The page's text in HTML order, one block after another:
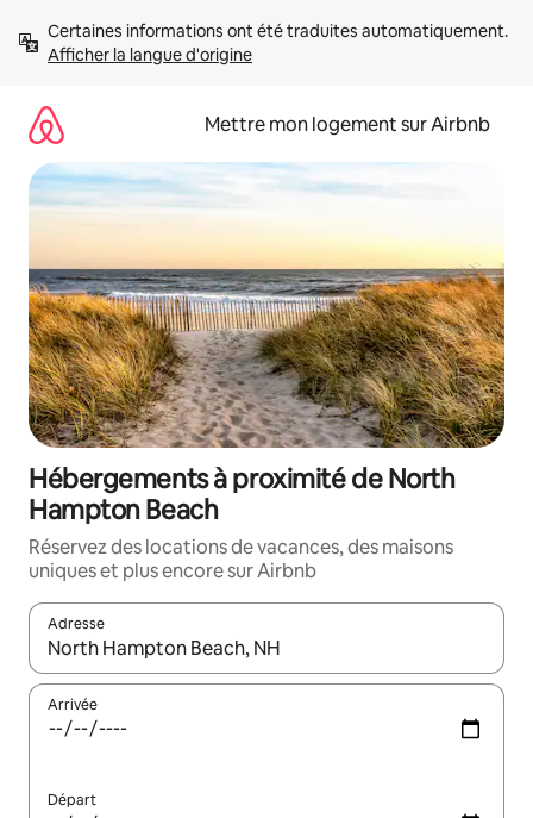
directement
Afficher la langue d'origine
Mettre mon logement sur Airbnb
Hébergements à proximité de North
Hampton Beach
Réservez des locations de vacances, des maisons
uniques et plus encore sur Airbnb
Adresse
Lorsque les résultats s'affichent, utilisez les flèches vers le
Arrivée
Départ